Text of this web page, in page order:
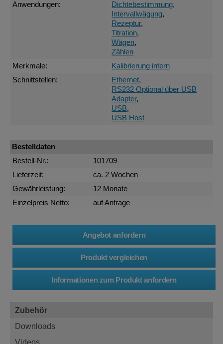
Anwendungen:
Dichtebestimmung,
Intervallwägung,
Rezeptur,
Titration,
Wägen,
Zählen
Merkmale:
Kalibrierung intern
Schnittstellen:
Ethernet,
RS232 Optional über USB
Adapter,
USB,
USB Host
Bestelldaten
Bestell-Nr.:
101709
Lieferzeit:
ca. 2 Wochen
Gewährleistung:
12 Monate
Einzelpreis Netto:
auf Anfrage
Zubehör
Downloads
Videos